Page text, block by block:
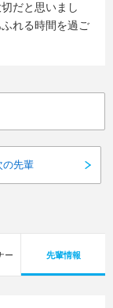
だと思いまし
れる時間を過ご
の先輩
ー 先輩情報